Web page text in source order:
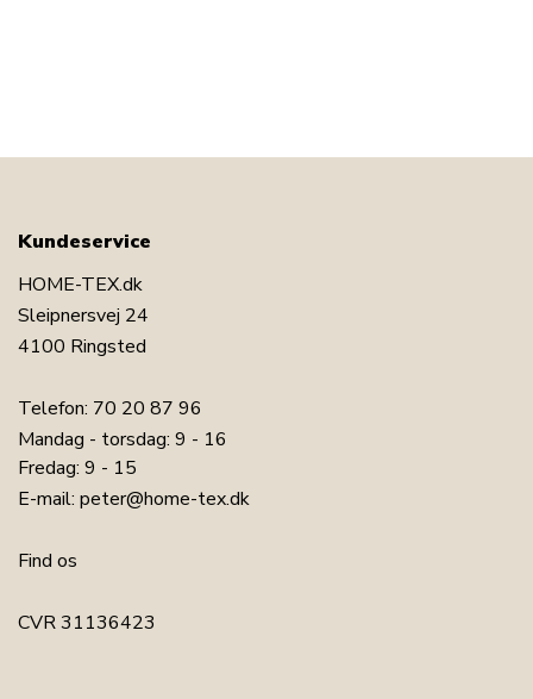
Kundeservice
HOME-TEX.dk
Sleipnersvej 24
4100 Ringsted
Telefon: 70 20 87 96
Mandag - torsdag: 9 - 16
Fredag: 9 - 15
E-mail: peter@home-tex.dk
Find os
CVR 31136423